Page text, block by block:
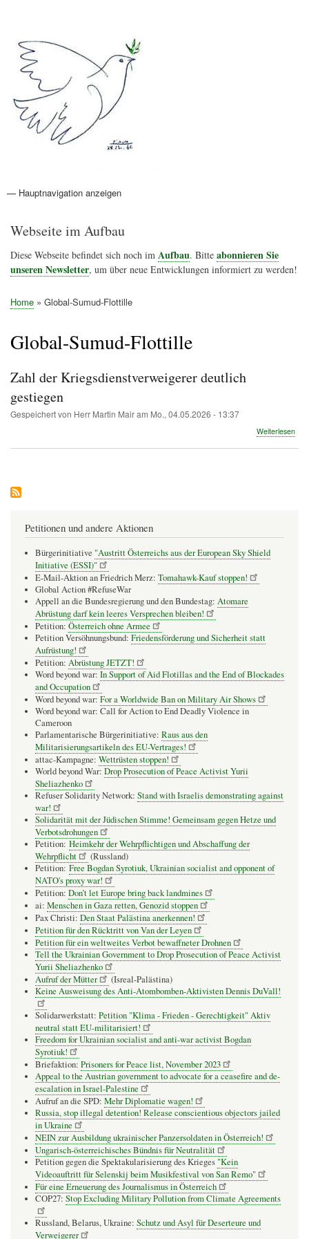
Hauptnavigation
— Hauptnavigation anzeigen
Aktionen
Friedensbewegung
Friedensprojekte
Home
Konflikte
Links
Narichtenlinks
News
Politik
Termine
Texte
Kunst
Friedensexperten
Friedensforschung
Friedensinitiativen
Friedensnachrichten
Webseite im Aufbau
Diese Webseite befindet sich noch im Aufbau. Bitte abonnieren Sie
unseren Newsletter, um über neue Entwicklungen informiert zu werden!
Home Global-Sumud-Flottille
Global-Sumud-Flottille
Zahl der Kriegsdienstverweigerer deutlich
gestiegen
Gespeichert von Herr Martin Mairam Mo., 04.05.2026 - 13:37
Weiterlesen
Petitionen und andere Aktionen
Bürgerinitiative "Austritt Österreichs aus der European Sky Shield
Initiative (ESSI)"
E-Mail-Aktion an Friedrich Merz: Tomahawk-Kauf stoppen!
Global Action #RefuseWar
Appell an die Bundesregierung und den Bundestag: Atomare
Abrüstung darf kein leeres Versprechen bleiben!
Petition: Österreich ohne Armee
Petition Versöhnungsbund: Friedensförderung und Sicherheit statt
Aufrüstung!
Petition: Abrüstung JETZT!
Word beyond war: In Support of Aid Flotillas and the End of Blockades
and Occupation
Word beyond war: For a Worldwide Ban on Military Air Shows
Word beyond war: Call for Action to End Deadly Violence in
Cameroon
Parlamentarische Bürgerinitiative: Raus aus den
Militarisierungsartikeln des EU-Vertrages!
attac-Kampagne: Wettrüsten stoppen!
World beyond War: Drop Prosecution of Peace Activist Yurii
Sheliazhenko
Refuser Solidarity Network: Stand with Israelis demonstrating against
war!
Solidarität mit der Jüdischen Stimme! Gemeinsam gegen Hetze und
Verbotsdrohungen
Petition: Heimkehr der Wehrpflichtigen und Abschaffung der
Wehrpflicht
(Russland)
Petition: Free Bogdan Syrotiuk, Ukrainian socialist and opponent of
NATO's proxy war!
Petition: Don’t let Europe bring back landmines
ai: Menschen in Gaza retten, Genozid stoppen
Pax Christi: Den Staat Palästina anerkennen!
Petition für den Rücktritt von Van der Leyen
Petition für ein weltweites Verbot bewaffneter Drohnen
Tell the Ukrainian Government to Drop Prosecution of Peace Activist
Yurii Sheliazhenko
Aufruf der Mütter
(Isreal-Palästina)
Keine Ausweisung des Anti-Atombomben-Aktivisten Dennis DuVall!
Solidarwerkstatt: Petition "Klima - Frieden - Gerechtigkeit" Aktiv
neutral statt EU-militarisiert!
Freedom for Ukrainian socialist and anti-war activist Bogdan
Syrotiuk!
Briefaktion: Prisoners for Peace list, November 2023
Appeal to the Austrian government to advocate for a ceasefire and de-
escalation in Israel-Palestine
Aufruf an die SPD: Mehr Diplomatie wagen!
Russia, stop illegal detention! Release conscientious objectors jailed
in Ukraine
NEIN zur Ausbildung ukrainischer Panzersoldaten in Österreich!
Ungarisch-österreichisches Bündnis für Neutralität
Petition gegen die Spektakularisierung des Krieges "Kein
Videoauftritt für Selenskij beim Musikfestival von San Remo"
Für eine Erneuerung des Journalismus in Österreich
COP27: Stop Excluding Military Pollution from Climate Agreements
Russland, Belarus, Ukraine: Schutz und Asyl für Deserteure und
Verweigerer